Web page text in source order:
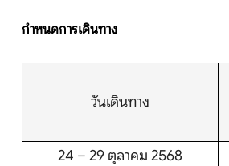
กำหนดการเดินทาง
วันเดินทาง
24 – 29 ตุลาคม 2568